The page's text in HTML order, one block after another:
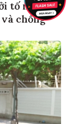
tố người
chồng